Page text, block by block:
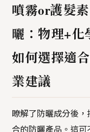
噴霧or護髮
曬：物理+化
如何選擇適
業建議
瞭解了防曬成分後
合的防曬產品。這